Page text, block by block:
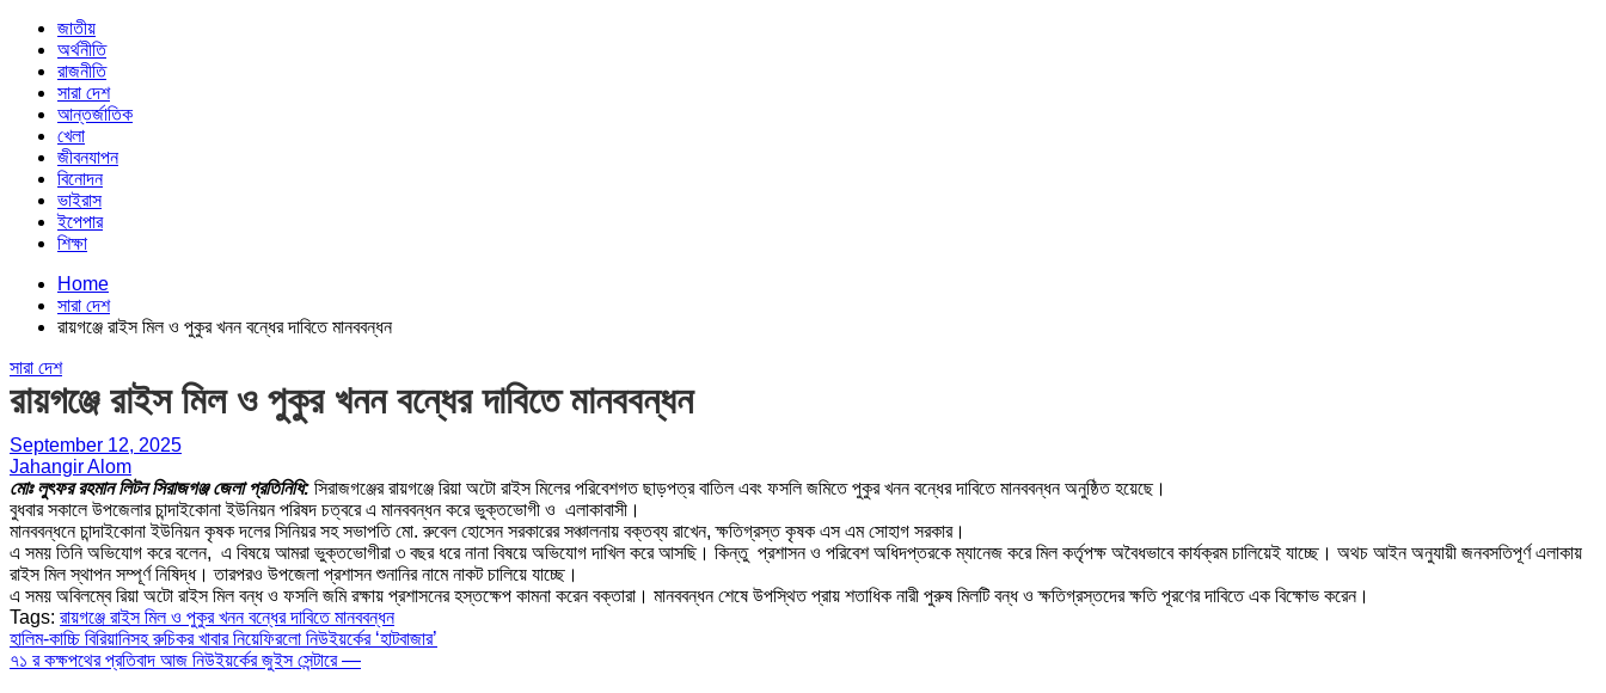
জাতীয়
অর্থনীতি
রাজনীতি
সারা দেশ
আন্তর্জাতিক
খেলা
জীবনযাপন
বিনোদন
ভাইরাস
ইপেপার
শিক্ষা
Home
সারা দেশ
রায়গঞ্জে রাইস মিল ও পুকুর খনন বন্ধের দাবিতে মানববন্ধন
সারা দেশ
রায়গঞ্জে রাইস মিল ও পুকুর খনন বন্ধের দাবিতে মানববন্ধন
September 12, 2025
Jahangir Alom
মোঃ লুৎফর রহমান লিটন সিরাজগঞ্জ জেলা প্রতিনিধি: সিরাজগঞ্জের রায়গঞ্জে রিয়া অটো রাইস মিলের পরিবেশগত ছাড়পত্র বাতিল এবং ফসলি জমিতে পুকুর খনন বন্ধের দাবিতে মানববন্ধন অনুষ্ঠিত হয়েছে।
বুধবার সকালে উপজেলার চান্দাইকোনা ইউনিয়ন পরিষদ চত্বরে এ মানববন্ধন করে ভুক্তভোগী ও এলাকাবাসী।
মানববন্ধনে চান্দাইকোনা ইউনিয়ন কৃষক দলের সিনিয়র সহ সভাপতি মো. রুবেল হোসেন সরকারের সঞ্চালনায় বক্তব্য রাখেন, ক্ষতিগ্রস্ত কৃষক এস এম সোহাগ সরকার।
এ সময় তিনি অভিযোগ করে বলেন, এ বিষয়ে আমরা ভুক্তভোগীরা ৩ বছর ধরে নানা বিষয়ে অভিযোগ দাখিল করে আসছি। কিন্তু প্রশাসন ও পরিবেশ অধিদপ্তরকে ম্যানেজ করে মিল কর্তৃপক্ষ অবৈধভাবে কার্যক্রম চালিয়েই যাচ্ছে। অথচ আইন অনুযায়ী জনবসতিপূর্ণ এলাকায়
রাইস মিল স্থাপন সম্পূর্ণ নিষিদ্ধ। তারপরও উপজেলা প্রশাসন শুনানির নামে নাকট চালিয়ে যাচ্ছে।
এ সময় অবিলম্বে রিয়া অটো রাইস মিল বন্ধ ও ফসলি জমি রক্ষায় প্রশাসনের হস্তক্ষেপ কামনা করেন বক্তারা। মানববন্ধন শেষে উপস্থিত প্রায় শতাধিক নারী পুরুষ মিলটি বন্ধ ও ক্ষতিগ্রস্তদের ক্ষতি পূরণের দাবিতে এক বিক্ষোভ করেন।
Tags: রায়গঞ্জে রাইস মিল ও পুকুর খনন বন্ধের দাবিতে মানববন্ধন
Post
navigation
হালিম-কাচ্চি বিরিয়ানিসহ রুচিকর খাবার নিয়েফিরলো নিউইয়র্কের ‘হাটবাজার’
৭১ র কক্ষপথের প্রতিবাদ আজ নিউইয়র্কের জুইস সেন্টারে —